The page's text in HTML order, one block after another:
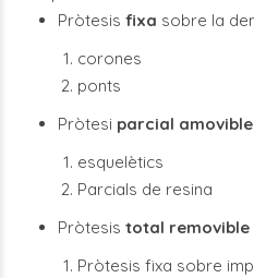
Pròtesis fixa sobre la
corones
ponts
Pròtesi parcial amovible
esquelètics
Parcials de resina
Pròtesis total removible
Pròtesis fixa sobre